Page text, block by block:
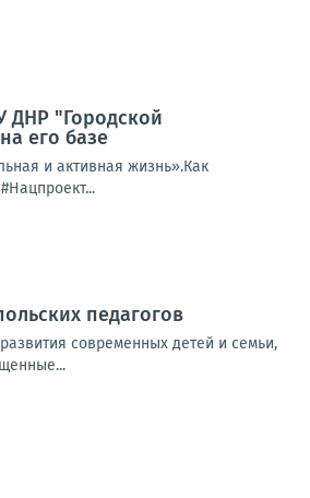
ДНР "Городской
его базе
и активная жизнь».Как
педагогов
современных детей и семьи,